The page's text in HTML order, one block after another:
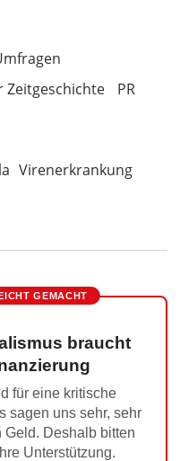
Zeitgeschichte
PR
Virenerkrankung
GEMACHT
braucht
für eine kritische
sagen uns sehr, sehr
Deshalb bitten
Unterstützung.